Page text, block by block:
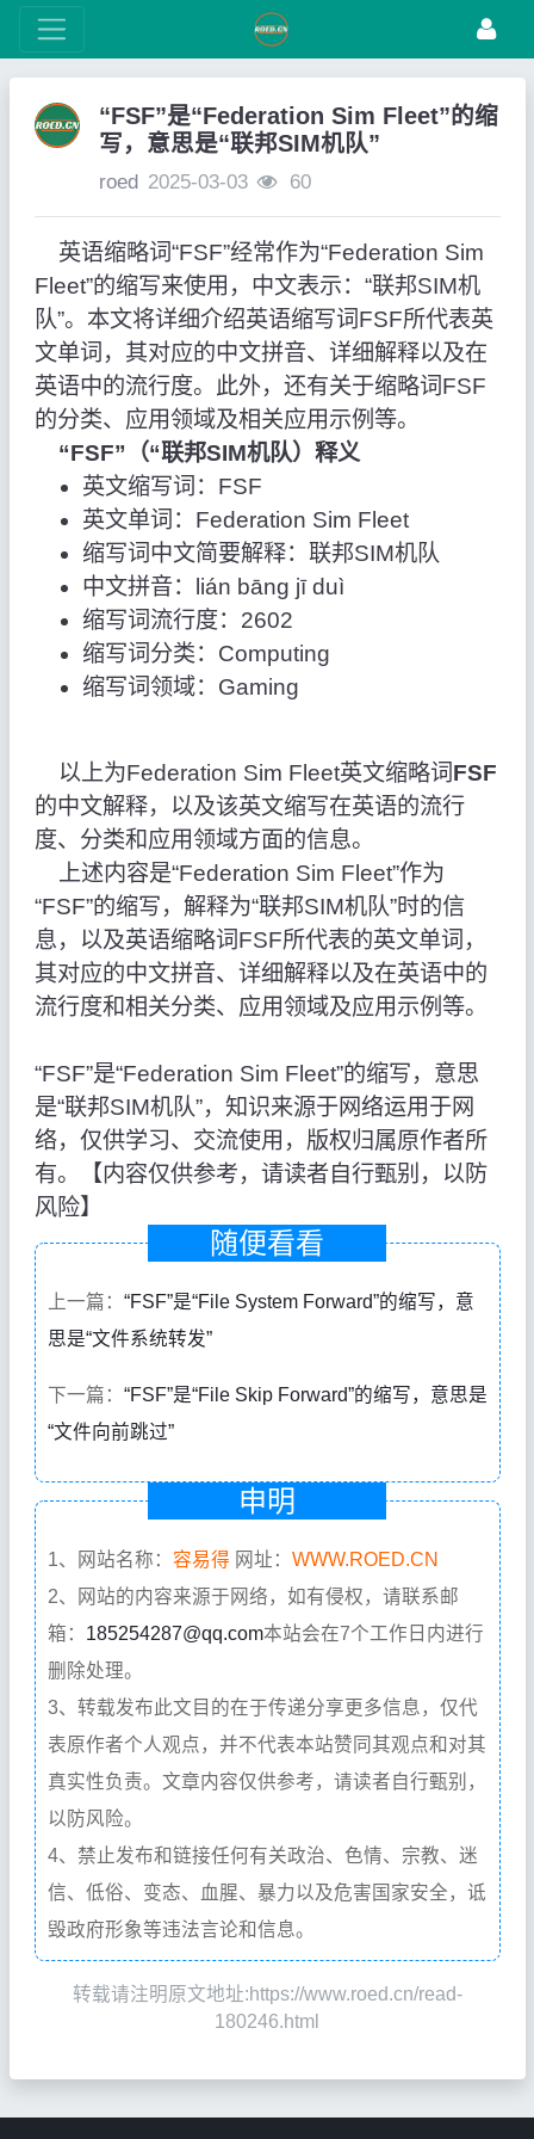
“FSF”是“Federation Sim Fleet”的缩
写，意思是“联邦SIM机队”
roed 2025-03-03 60
英语缩略词“FSF”经常作为“Federation Sim
Fleet”的缩写来使用，中文表示：“联邦SIM机
队”。本文将详细介绍英语缩写词FSF所代表英
文单词，其对应的中文拼音、详细解释以及在
英语中的流行度。此外，还有关于缩略词FSF
的分类、应用领域及相关应用示例等。
“FSF”（“联邦SIM机队）释义
英文缩写词：FSF
英文单词：Federation Sim Fleet
缩写词中文简要解释：联邦SIM机队
中文拼音：lián bāng jī duì
缩写词流行度：2602
缩写词分类：Computing
缩写词领域：Gaming
以上为Federation Sim Fleet英文缩略词 FSF
的中文解释，以及该英文缩写在英语的流行
度、分类和应用领域方面的信息。
上述内容是“Federation Sim Fleet”作为
“FSF”的缩写，解释为“联邦SIM机队”时的信
息，以及英语缩略词FSF所代表的英文单词，
其对应的中文拼音、详细解释以及在英语中的
流行度和相关分类、应用领域及应用示例等。
“FSF”是“Federation Sim Fleet”的缩写，意思
是“联邦SIM机队”，知识来源于网络运用于网
络，仅供学习、交流使用，版权归属原作者所
有。【内容仅供参考，请读者自行甄别，以防
风险】
随便看看
上一篇： “FSF”是“File System Forward”的缩写，意
思是“文件系统转发”
下一篇： “FSF”是“File Skip Forward”的缩写，意思是
“文件向前跳过”
申明
1、网站名称： 容易得 网址： WWW.ROED.CN
2、网站的内容来源于网络，如有侵权，请联系邮
箱： 185254287@qq.com本站会在7个工作日内进行
删除处理。
3、转载发布此文目的在于传递分享更多信息，仅代
表原作者个人观点，并不代表本站赞同其观点和对其
真实性负责。文章内容仅供参考，请读者自行甄别，
以防风险。
4、禁止发布和链接任何有关政治、色情、宗教、迷
信、低俗、变态、血腥、暴力以及危害国家安全，诋
毁政府形象等违法言论和信息。
转载请注明原文地址:https://www.roed.cn/read-
180246.html